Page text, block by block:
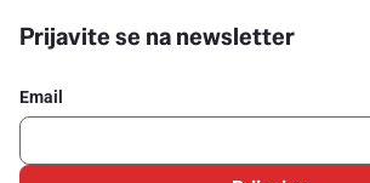
Prijavite se na newsletter
Email